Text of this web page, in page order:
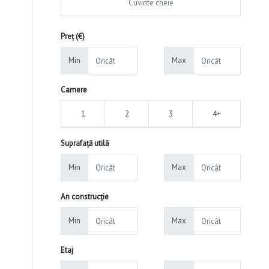
Preț (€)
Min Max
Camere
1 2 3 4+
Suprafață utilă
Min Max
An construcție
Min Max
Etaj